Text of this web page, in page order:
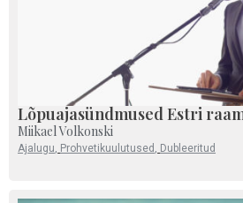
Lõpuajasündmused Estri
Miikael Volkonski
Ajalugu, Prohvetikuulutused , Dubleeritud